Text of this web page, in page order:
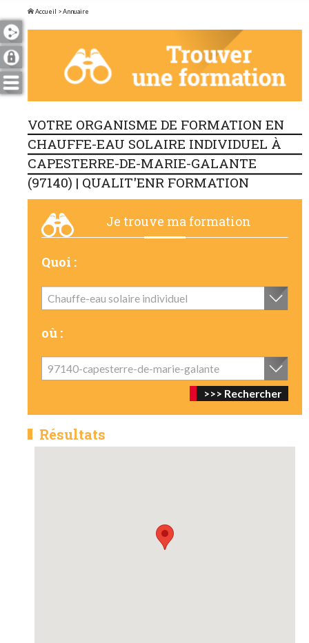
Accueil > Annuaire
VOTRE ORGANISME DE FORMATION EN
CHAUFFE-EAU SOLAIRE INDIVIDUEL À
CAPESTERRE-DE-MARIE-GALANTE
(97140) | QUALIT'ENR FORMATION
Je trouve ma formation
Quoi :
Chauffe-eau solaire individuel
où :
97140-capesterre-de-marie-galante
Résultats